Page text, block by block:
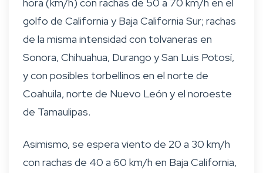
golfo de California y Baja California Sur; rachas
de la misma intensidad con tolvaneras en
Sonora, Chihuahua, Durango y San Luis Potosí,
y con posibles torbellinos en el norte de
Coahuila, norte de Nuevo León y el noroeste
de Tamaulipas.
Asimismo, se espera viento de 20 a 30 km/h
con rachas de 40 a 60 km/h en Baja California,